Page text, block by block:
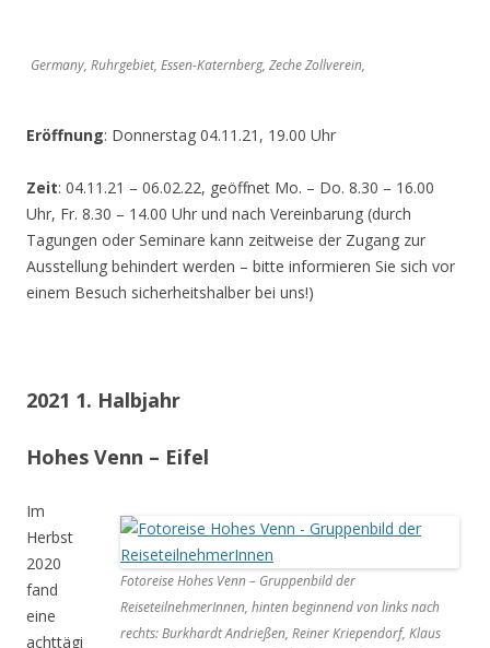
Germany, Ruhrgebiet, Essen-Katernberg, Zeche Zollverein,
Eröffnung: Donnerstag 04.11.21, 19.00 Uhr
Zeit: 04.11.21 – 06.02.22, geöffnet Mo. – Do. 8.30 – 16.00
Uhr, Fr. 8.30 – 14.00 Uhr und nach Vereinbarung (durch
Tagungen oder Seminare kann zeitweise der Zugang zur
Ausstellung behindert werden – bitte informieren Sie sich vor
einem Besuch sicherheitshalber bei uns!)
2021 1. Halbjahr
Hohes Venn – Eifel
Fotoreise Hohes Venn – Gruppenbild der
ReiseteilnehmerInnen, hinten beginnend von links nach
rechts: Burkhardt Andrießen, Reiner Kriependorf, Klaus
Im
Herbst
2020
fand
eine
achttägi